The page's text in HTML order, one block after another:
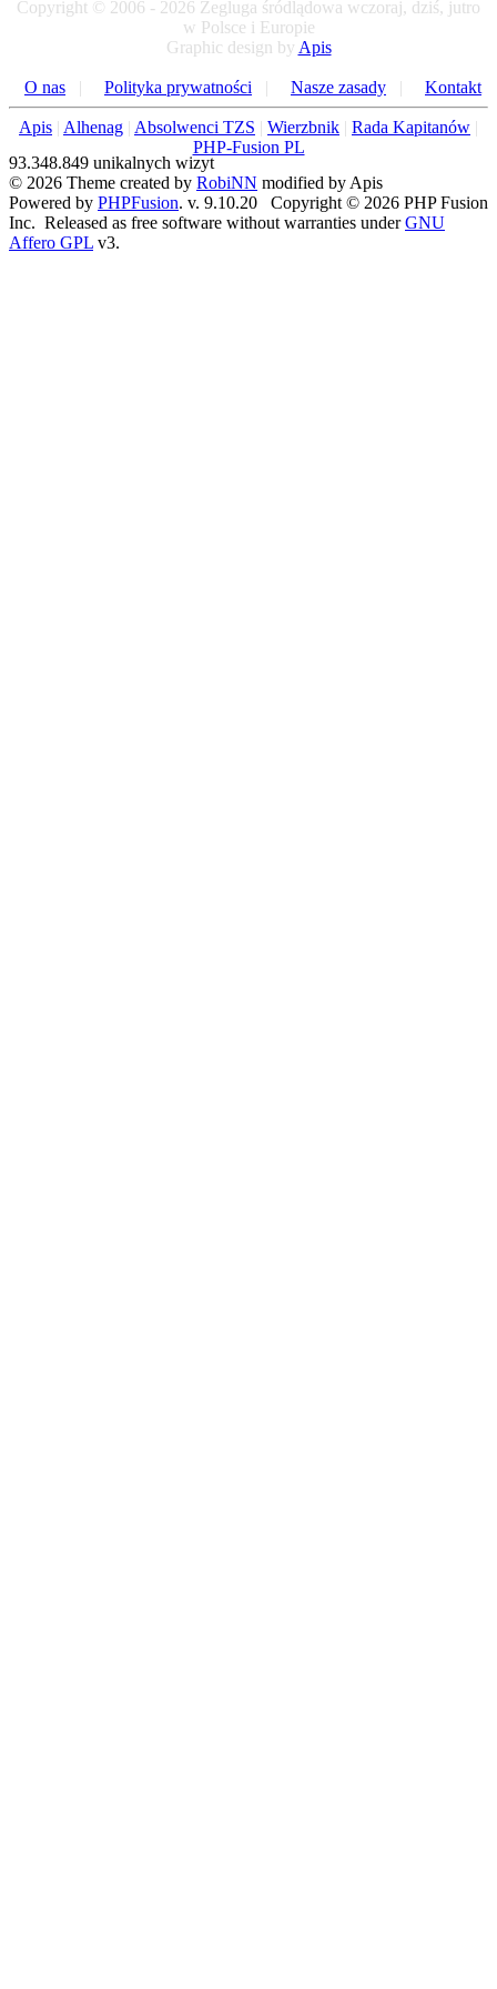
SCANIA 2025r ...
★ ★ ★
Subkategoria:Za granicą
Autor:gość
KAPITAN A
Zatrudnię Kapitana na barkę 80m. System zmianowy jeden
do je...
★ ★ ★
Kategoria:Dam pracę
Subkategoria:
Copyright © 2006 - 2026 Żegluga śródlądowa wczoraj, dziś, jutro
w Polsce i Europie
Graphic design by Apis
O nas | Polityka prywatności | Nasze zasady | Kontakt
Apis | Alhenag | Absolwenci TZS | Wierzbnik | Rada Kapitanów |
PHP-Fusion PL
93.348.849 unikalnych wizyt
© 2026 Theme created by RobiNN modified by Apis
Powered by PHPFusion. v. 9.10.20 Copyright © 2026 PHP Fusion
Inc. Released as free software without warranties underGNU
Affero GPL v3.